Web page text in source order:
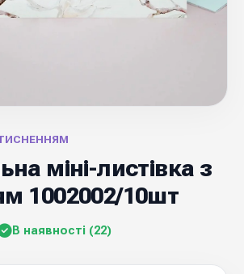
міні-листівка з
1002002/10шт
В наявності (22)